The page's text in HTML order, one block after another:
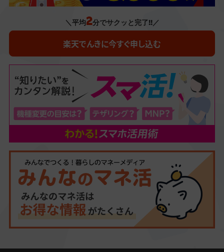
＼平均2分でサクッと完了!!／
楽天でんきに今すぐ申し込む